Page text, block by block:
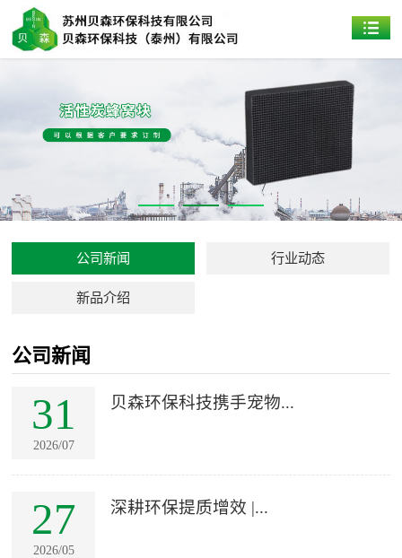
公司新闻 行业动态
新品介绍
公司新闻
31
2026/07
贝森环保科技携手宠物...
27
2026/05
深耕环保提质增效 |...